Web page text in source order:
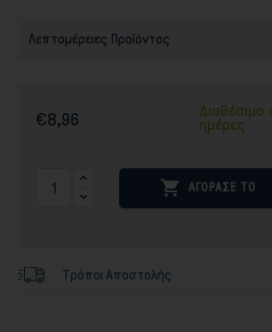
Λεπτομέρειες Προϊόντος
€8,96
ημέρες
 ΑΓΟΡΑΣΕ ΤΟ
Τρόποι Αποστολής